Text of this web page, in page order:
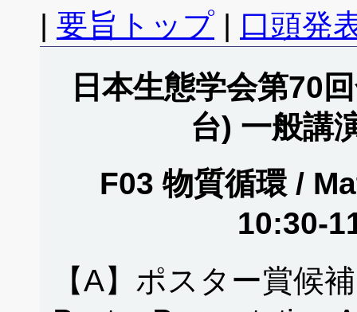
| 要旨トップ | 口頭発
日本生態学会第70
台) 一般講
F03 物質循環 /
10:30-
【A】ポスター賞候